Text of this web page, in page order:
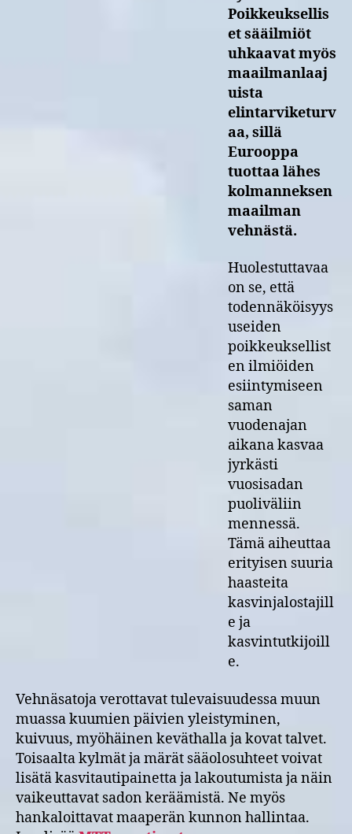
Poikkeuksellis
et sääilmiöt
uhkaavat myös
maailmanlaaj
uista
elintarviketurv
aa, sillä
Eurooppa
tuottaa lähes
kolmanneksen
maailman
vehnästä.
Huolestuttavaa
on se, että
todennäköisyys
useiden
poikkeuksellist
en ilmiöiden
esiintymiseen
saman
vuodenajan
aikana kasvaa
jyrkästi
vuosisadan
puoliväliin
mennessä.
Tämä aiheuttaa
erityisen suuria
haasteita
kasvinjalostajill
e ja
kasvintutkijoill
e.
Vehnäsatoja verottavat tulevaisuudessa muun
muassa kuumien päivien yleistyminen,
kuivuus, myöhäinen keväthalla ja kovat talvet.
Toisaalta kylmät ja märät sääolosuhteet voivat
lisätä kasvitautipainetta ja lakoutumista ja näin
vaikeuttavat sadon keräämistä. Ne myös
hankaloittavat maaperän kunnon hallintaa.